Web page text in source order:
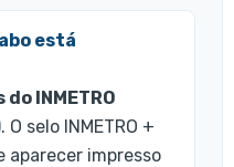
está
INMETRO
selo INMETRO +
aparecer impresso